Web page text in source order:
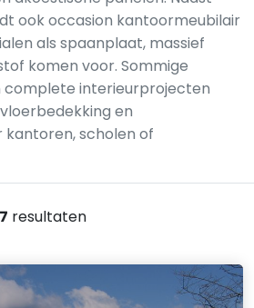
ook occasion kantoormeubilair
als spaanplaat, massief
komen voor. Sommige
complete interieurprojecten
en
scholen of
7 resultaten